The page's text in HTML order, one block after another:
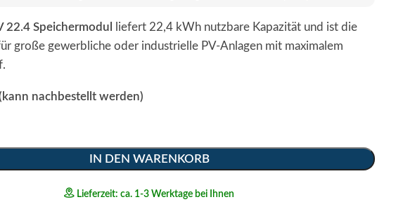
22.4 Speichermodul
liefert 22,4 kWh nutzbare Kapazität und ist die
große gewerbliche oder industrielle PV-Anlagen mit maximalem
nachbestellt werden)
IN DEN WARENKORB
Lieferzeit: ca. 1-3 Werktage bei Ihnen